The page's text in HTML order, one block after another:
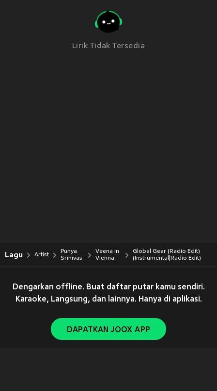
Lirik Tidak Tersedia
Lagu Artist
Punya
Srinivas
Veena in
Vienna
Global Gear (Radio Edit)
(Instrumental|Radio Edit)
Dengarkan offline. Buat daftar putar kamu sendiri.
Karaoke, Langsung, dan lainnya. Hanya di aplikasi.
DAPATKAN JOOX APP